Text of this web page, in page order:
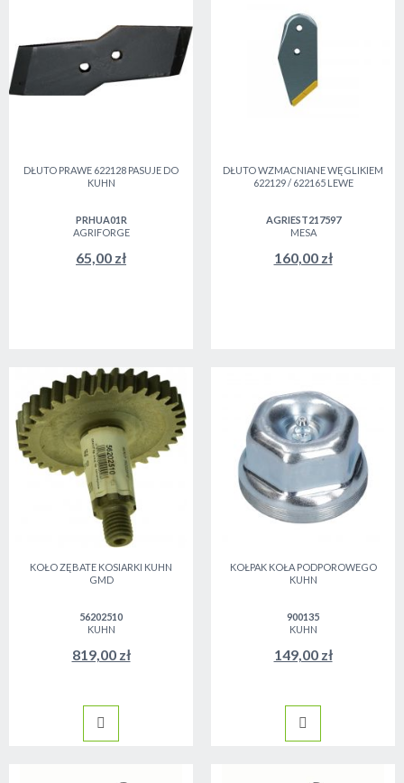
DŁUTO PRAWE 622128 PASUJE DO
KUHN
PRHUA01R
AGRIFORGE
65,00 zł
DŁUTO WZMACNIANE WĘGLIKIEM
622129 / 622165 LEWE
AGRIEST217597
MESA
160,00 zł
KOŁO ZĘBATE KOSIARKI KUHN
GMD
56202510
KUHN
819,00 zł
KOŁPAK KOŁA PODPOROWEGO
KUHN
900135
KUHN
149,00 zł